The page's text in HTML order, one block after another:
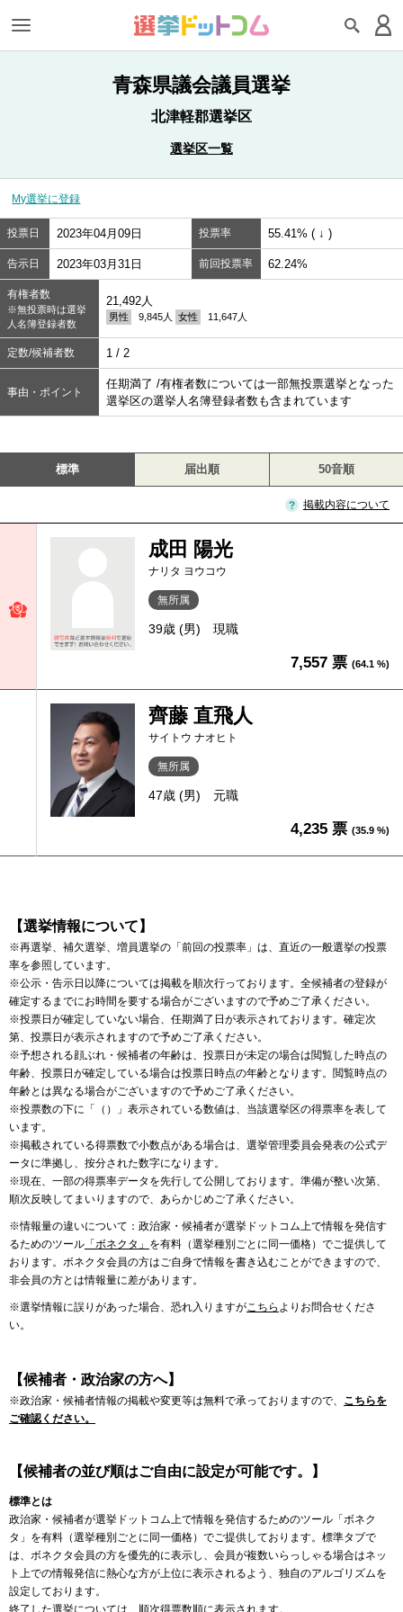
青森県議会議員選挙
北津軽郡選挙区
選挙区一覧
My選挙に登録
投票日 2023年04月09日 投票率 55.41% ( ↓ )
告示日 2023年03月31日 前回投票率 62.24%
有権者数
※無投票時は選挙
人名簿登録者数
21,492人
男性 9,845人 女性 11,647人
定数/候補者数 1 / 2
事由・ポイント
任期満了 /有権者数については一部無投票選挙となった
選挙区の選挙人名簿登録者数も含まれています
標準 届出順 50音順
掲載内容について
成田 陽光
ナリタ ヨウコウ
無所属
39歳 (男) 現職
7,557 票 (64.1 %)
齊藤 直飛人
サイトウ ナオヒト
無所属
47歳 (男) 元職
4,235 票 (35.9 %)
【選挙情報について】
※再選挙、補欠選挙、増員選挙の「前回の投票率」は、直近の一般選挙の投票
率を参照しています。
※公示・告示日以降については掲載を順次行っております。全候補者の登録が
確定するまでにお時間を要する場合がございますので予めご了承ください。
※投票日が確定していない場合、任期満了日が表示されております。確定次
第、投票日が表示されますので予めご了承ください。
※予想される顔ぶれ・候補者の年齢は、投票日が未定の場合は閲覧した時点の
年齢、投票日が確定している場合は投票日時点の年齢となります。閲覧時点の
年齢とは異なる場合がございますので予めご了承ください。
※投票数の下に「（）」表示されている数値は、当該選挙区の得票率を表して
います。
※掲載されている得票数で小数点がある場合は、選挙管理委員会発表の公式デ
ータに準拠し、按分された数字になります。
※現在、一部の得票率データを先行して公開しております。準備が整い次第、
順次反映してまいりますので、あらかじめご了承ください。
※情報量の違いについて：政治家・候補者が選挙ドットコム上で情報を発信す
るためのツール 「ボネクタ」 を有料（選挙種別ごとに同一価格）でご提供して
おります。ボネクタ会員の方はご自身で情報を書き込むことができますので、
非会員の方とは情報量に差があります。
※選挙情報に誤りがあった場合、恐れ入りますがこちら よりお問合せくださ
い。
【候補者・政治家の方へ】
※政治家・候補者情報の掲載や変更等は無料で承っておりますので、 こちらを
ご確認ください。
【候補者の並び順はご自由に設定が可能です。】
標準とは
政治家・候補者が選挙ドットコム上で情報を発信するためのツール「ボネク
タ」を有料（選挙種別ごとに同一価格）でご提供しております。標準タブで
は、ボネクタ会員の方を優先的に表示し、会員が複数いらっしゃる場合はネッ
ト上での情報発信に熱心な方が上位に表示されるよう、独自のアルゴリズムを
設定しております。
終了した選挙については、順次得票数順に表示されます。